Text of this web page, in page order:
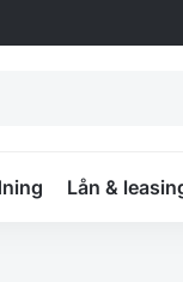
Lån &